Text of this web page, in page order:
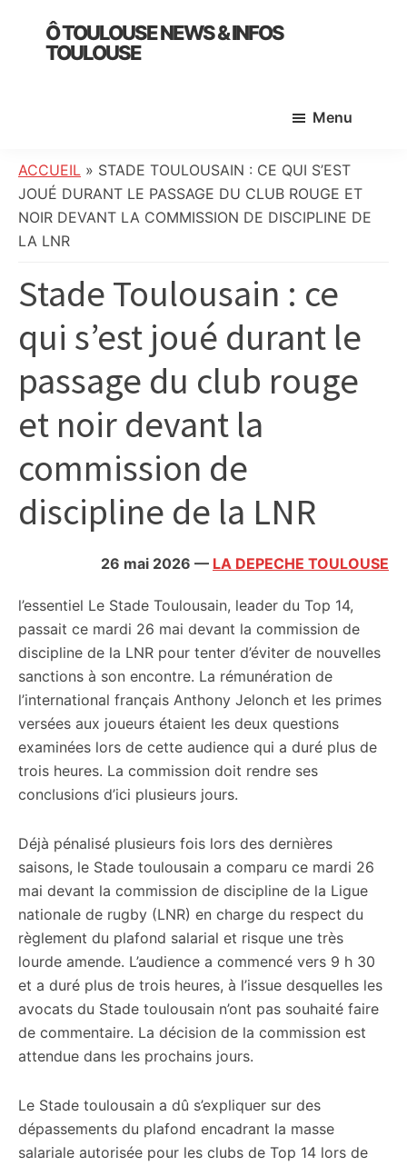
primary
Ô TOULOUSE NEWS & INFOS
TOULOUSE
:
info
locale,
société,
politique,
météo,
faits
et
initiatives
citoyennes
Menu
ACCUEIL » STADE TOULOUSAIN : CE QUI S’EST
JOUÉ DURANT LE PASSAGE DU CLUB ROUGE ET
NOIR DEVANT LA COMMISSION DE DISCIPLINE DE
LA LNR
Stade Toulousain : ce
qui s’est joué durant le
passage du club rouge
et noir devant la
commission de
discipline de la LNR
26 mai 2026 — LA DEPECHE TOULOUSE
l’essentiel Le Stade Toulousain, leader du Top 14,
passait ce mardi 26 mai devant la commission de
discipline de la LNR pour tenter d’éviter de nouvelles
sanctions à son encontre. La rémunération de
l’international français Anthony Jelonch et les primes
versées aux joueurs étaient les deux questions
examinées lors de cette audience qui a duré plus de
trois heures. La commission doit rendre ses
conclusions d’ici plusieurs jours.
Déjà pénalisé plusieurs fois lors des dernières
saisons, le Stade toulousain a comparu ce mardi 26
mai devant la commission de discipline de la Ligue
nationale de rugby (LNR) en charge du respect du
règlement du plafond salarial et risque une très
lourde amende. L’audience a commencé vers 9 h 30
et a duré plus de trois heures, à l’issue desquelles les
avocats du Stade toulousain n’ont pas souhaité faire
de commentaire. La décision de la commission est
attendue dans les prochains jours.
Le Stade toulousain a dû s’expliquer sur des
dépassements du plafond encadrant la masse
salariale autorisée pour les clubs de Top 14 lors de